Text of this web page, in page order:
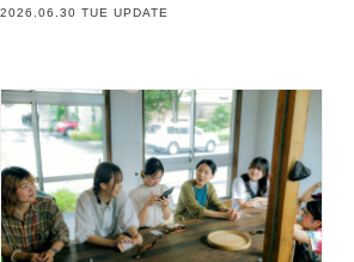
2026.06.30 TUE UPDATE